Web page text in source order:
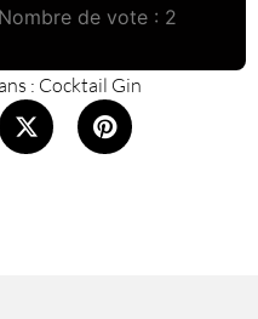
de vote : 2
: Cocktail Gin